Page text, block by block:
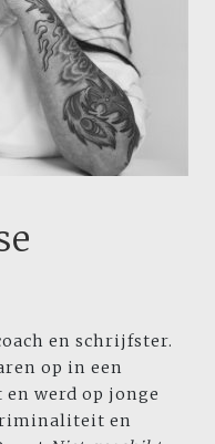
en schrijfster.
op in een
werd op jonge
en